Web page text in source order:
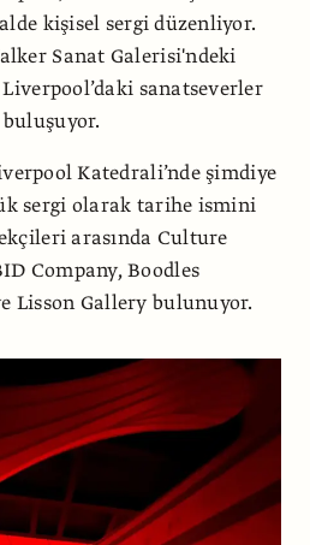
kişisel sergi düzenliyor.
Sanat Galerisi'ndeki
sanatseverler
Katedrali’nde şimdiye
sergi olarak tarihe ismini
arasında Culture
Company, Boodles
Lisson Gallery bulunuyor.